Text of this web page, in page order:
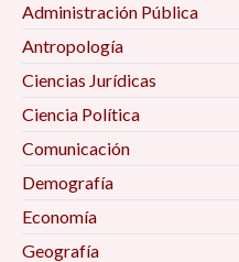
Administración Pública
Antropología
Ciencias Jurídicas
Ciencia Política
Comunicación
Demografía
Economía
Geografía